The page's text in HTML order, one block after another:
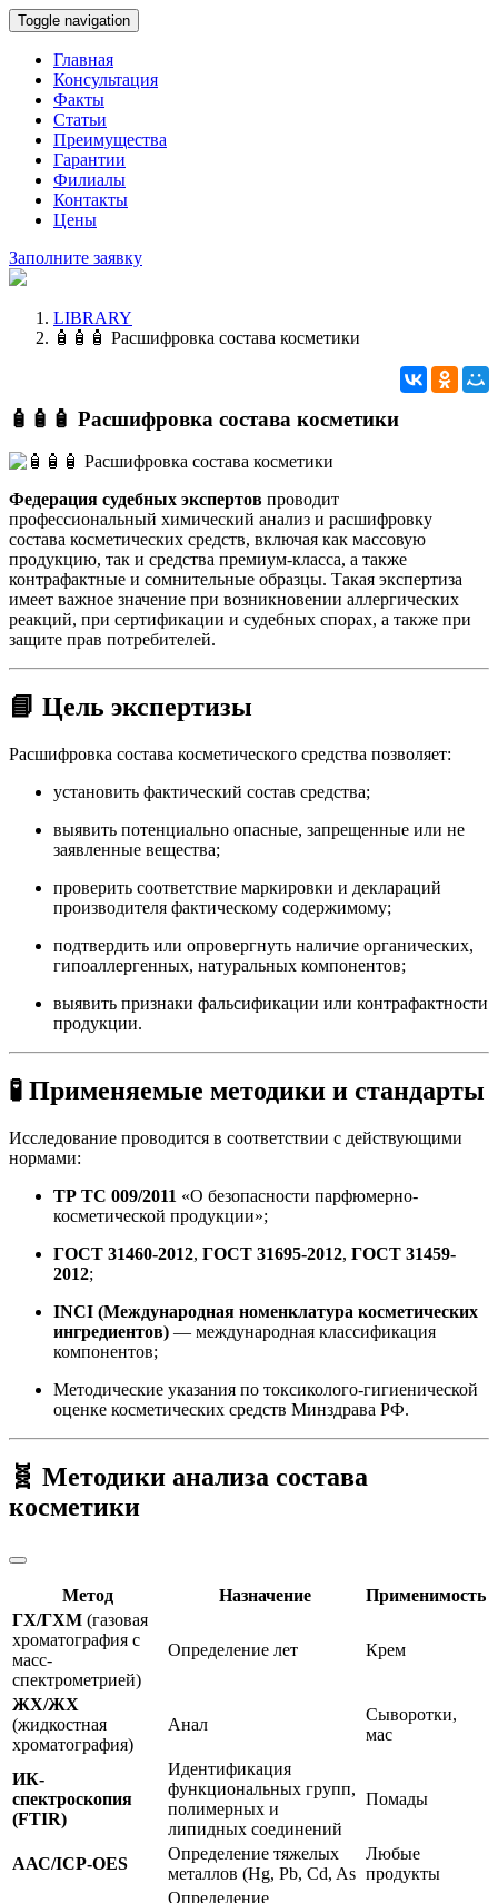
Toggle navigation
Главная
Консультация
Факты
Статьи
Преимущества
Гарантии
Филиалы
Контакты
Цены
Заполните заявку
LIBRARY
🧴🧴🧴 Расшифровка состава косметики
🧴🧴🧴 Расшифровка состава косметики
Федерация судебных экспертов проводит
профессиональный химический анализ и расшифровку
состава косметических средств, включая как массовую
продукцию, так и средства премиум-класса, а также
контрафактные и сомнительные образцы. Такая экспертиза
имеет важное значение при возникновении аллергических
реакций, при сертификации и судебных спорах, а также при
защите прав потребителей.
📘 Цель экспертизы
Расшифровка состава косметического средства позволяет:
установить фактический состав средства;
выявить потенциально опасные, запрещенные или не
заявленные вещества;
проверить соответствие маркировки и деклараций
производителя фактическому содержимому;
подтвердить или опровергнуть наличие органических,
гипоаллергенных, натуральных компонентов;
выявить признаки фальсификации или контрафактности
продукции.
🧪 Применяемые методики и стандарты
Исследование проводится в соответствии с действующими
нормами:
ТР ТС 009/2011 «О безопасности парфюмерно-
косметической продукции»;
ГОСТ 31460-2012, ГОСТ 31695-2012, ГОСТ 31459-
2012;
INCI (Международная номенклатура косметических
ингредиентов) — международная классификация
компонентов;
Методические указания по токсиколого-гигиенической
оценке косметических средств Минздрава РФ.
🧬 Методики анализа состава
косметики
Метод Назначение
Применимость
ГХ/ГХМ (газовая
хроматография с
масс-
спектрометрией)
Определение лет Крем
ЖХ/ЖХ
(жидкостная
хроматография)
Анал
Сыворотки,
мас
ИК-
спектроскопия
(FTIR)
Идентификация
функциональных групп,
полимерных и
липидных соединений
Помады
ААС/ICP-OES
Определение тяжелых
металлов (Hg, Pb, Cd, As
Любые
продукты
Определение